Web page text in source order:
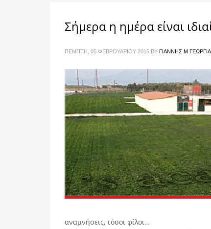
Σήμερα η ημέρα είναι
ΠΈΜΠΤΗ, 05 ΦΕΒΡΟΥΑΡΊΟΥ 2015 BY ΓΙΆΝΝΗΣ Μ
αναμνήσεις, τόσοι φίλοι…